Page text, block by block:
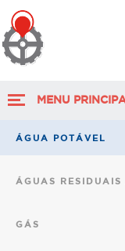
MENU
ÁGUA POTÁVEL
ÁGUAS
GÁS